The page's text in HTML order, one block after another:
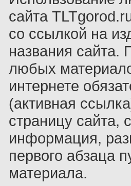
сайта
со ссылкой на
названия сайта.
любых
интернете
(активная
страницу сайта,
информация,
первого абзаца
материала.